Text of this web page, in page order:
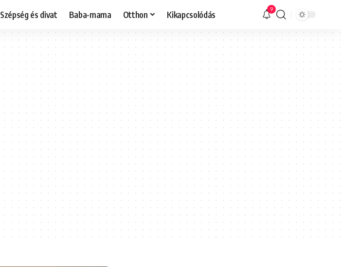
Szépség és divat Baba-mama Otthon Kikapcsolódás 9